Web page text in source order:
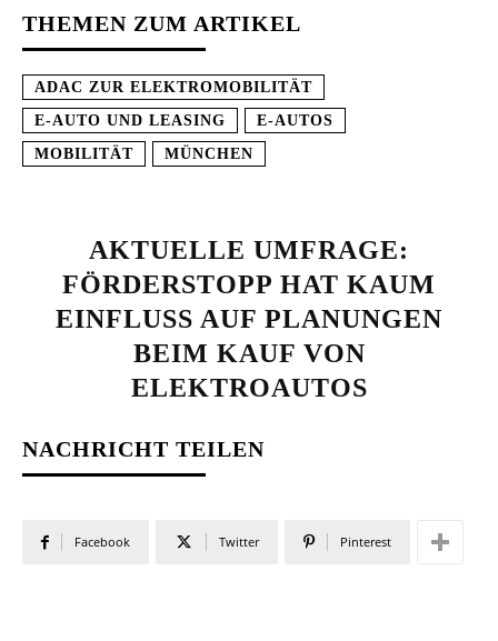
THEMEN ZUM ARTIKEL
ADAC ZUR ELEKTROMOBILITÄT
E-AUTO UND LEASING
E-AUTOS
MOBILITÄT
MÜNCHEN
AKTUELLE UMFRAGE:
FÖRDERSTOPP HAT KAUM
EINFLUSS AUF PLANUNGEN
BEIM KAUF VON
ELEKTROAUTOS
NACHRICHT TEILEN
Facebook Twitter Pinterest